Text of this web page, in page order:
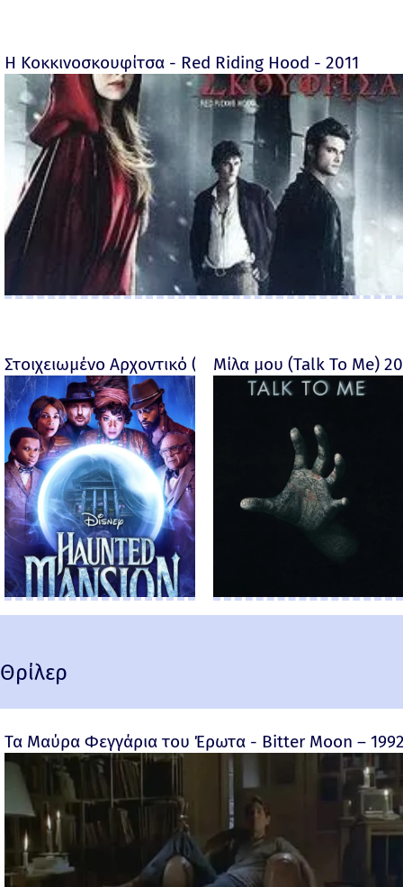
Η Κοκκινοσκουφίτσα - Red Riding Hood - 2011
Στοιχειωμένο Αρχοντικό (Haunted Mansion) - 2023
Μίλα μου (Talk To Me)
Θρίλερ
Τα Μαύρα Φεγγάρια του Έρωτα - Bitter Moon –